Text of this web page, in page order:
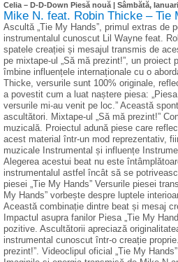
Celia – D-D-Down Piesă nouă | Sâmbătă,
Mike N. feat. Robin Thicke – Tie
Ascultă „Tie My Hands”, primul extras de
instrumentalul cunoscut Lil Wayne feat.
spatele creației și mesajul transmis de
pe mixtape-ul „Să mă prezint!”, un
îmbine influențele internaționale cu o
Thicke, versurile sunt 100% originale,
a povestit cum a luat naștere piesa:
versurile mi-au venit pe loc.” Această
ascultători. Mixtape-ul „Să mă prezint!”
muzicală. Proiectul adună piese care
acest material într-un mod reprezentativ,
muzicale Instrumental și influențe
Alegerea acestui beat nu este
instrumentalul astfel încât să se
piesei „Tie My Hands” Versurile piesei
My Hands” vorbește despre luptele
Această combinație dintre beat și mesaj
Impactul asupra fanilor Piesa „Tie My
pozitive. Ascultătorii apreciază
instrumental cunoscut într-o creație
prezint!”. Videoclipul oficial „Tie My